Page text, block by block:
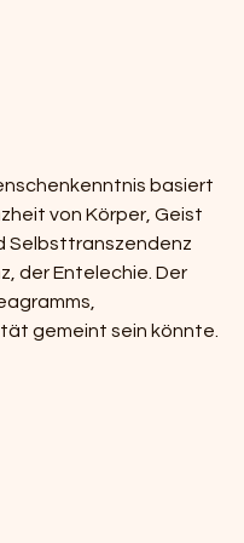
basiert
von Körper, Geist
Selbsttranszendenz
der Entelechie. Der
gemeint sein könnte.